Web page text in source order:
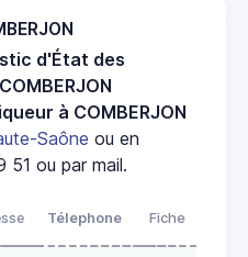
d'État des
à COMBERJON
Saône ou en
51 ou par mail.
Télephone Fiche